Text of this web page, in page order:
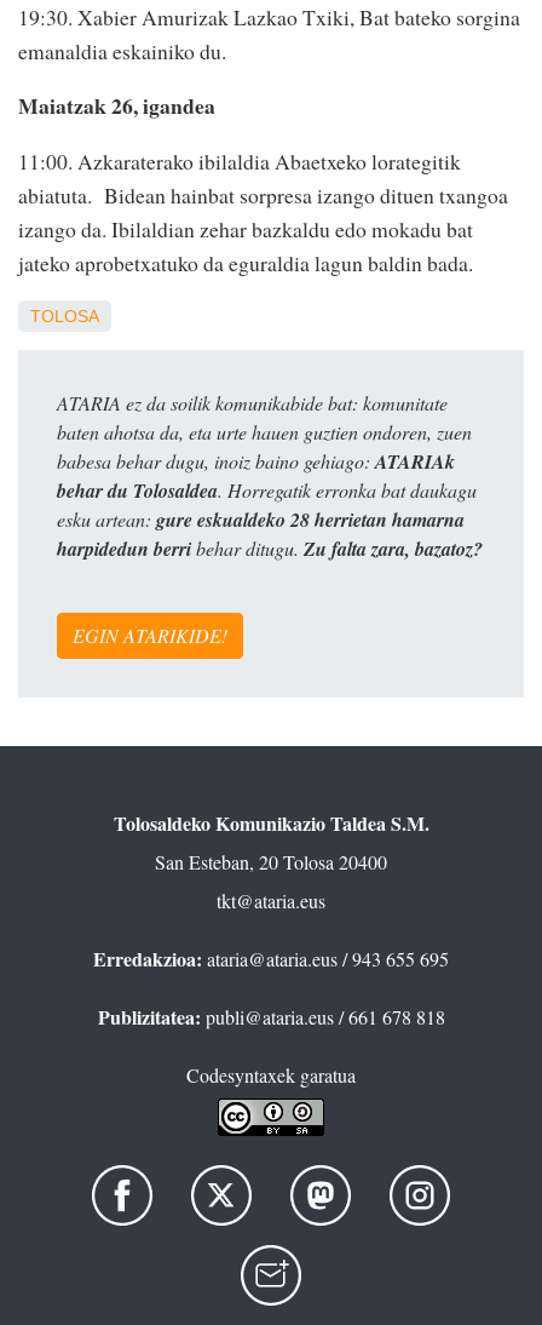
19:30. Xabier Amurizak Lazkao Txiki, Bat bateko sorgina
emanaldia eskainiko du.
Maiatzak 26, igandea
11:00. Azkaraterako ibilaldia Abaetxeko lorategitik
abiatuta. Bidean hainbat sorpresa izango dituen txangoa
izango da. Ibilaldian zehar bazkaldu edo mokadu bat
jateko aprobetxatuko da eguraldia lagun baldin bada.
TOLOSA
ATARIA ez da soilik komunikabide bat: komunitate
baten ahotsa da, eta urte hauen guztien ondoren, zuen
babesa behar dugu, inoiz baino gehiago: ATARIAk
behar du Tolosaldea. Horregatik erronka bat daukagu
esku artean: gure eskualdeko 28 herrietan hamarna
harpidedun berribehar ditugu. Zu falta zara, bazatoz?
EGIN ATARIKIDE!
Tolosaldeko Komunikazio Taldea S.M.
San Esteban, 20 Tolosa 20400
tkt@ataria.eus
Erredakzioa: ataria@ataria.eus/ 943 655 695
Publizitatea: publi@ataria.eus/ 661 678 818
Codesyntaxek garatua